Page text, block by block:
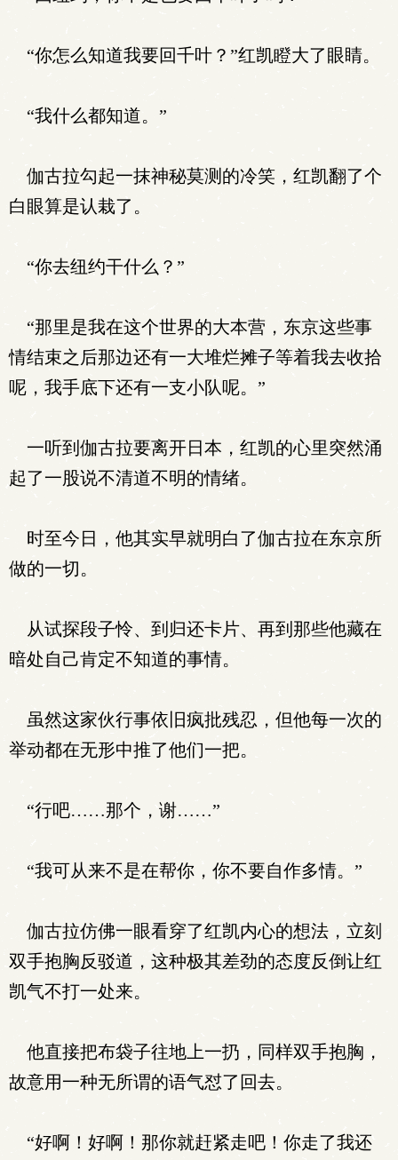
“你怎么知道我要回千叶？”红凯瞪大了眼睛。
“我什么都知道。”
伽古拉勾起一抹神秘莫测的冷笑，红凯翻了个
白眼算是认栽了。
“你去纽约干什么？”
“那里是我在这个世界的大本营，东京这些事
情结束之后那边还有一大堆烂摊子等着我去收拾
呢，我手底下还有一支小队呢。”
一听到伽古拉要离开日本，红凯的心里突然涌
起了一股说不清道不明的情绪。
时至今日，他其实早就明白了伽古拉在东京所
做的一切。
从试探段子怜、到归还卡片、再到那些他藏在
暗处自己肯定不知道的事情。
虽然这家伙行事依旧疯批残忍，但他每一次的
举动都在无形中推了他们一把。
“行吧……那个，谢……”
“我可从来不是在帮你，你不要自作多情。”
伽古拉仿佛一眼看穿了红凯内心的想法，立刻
双手抱胸反驳道，这种极其差劲的态度反倒让红
凯气不打一处来。
他直接把布袋子往地上一扔，同样双手抱胸，
故意用一种无所谓的语气怼了回去。
“好啊！好啊！那你就赶紧走吧！你走了我还